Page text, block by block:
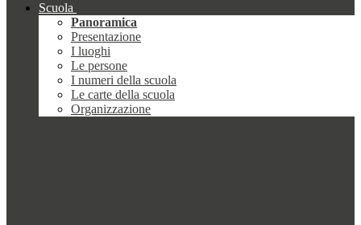
Scuola
Panoramica
Presentazione
I luoghi
Le persone
I numeri della scuola
Le carte della scuola
Organizzazione